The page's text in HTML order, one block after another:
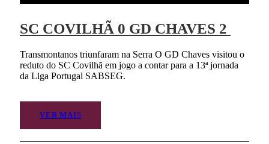
SC COVILHÃ 0 GD CHAVES 2
Transmontanos triunfaram na Serra O GD Chaves visitou o
reduto do SC Covilhã em jogo a contar para a 13ª jornada
da Liga Portugal SABSEG.
VER MAIS